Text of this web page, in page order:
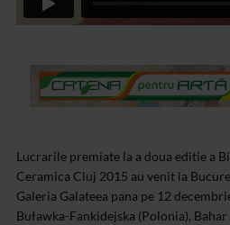
Lucrarile premiate la a doua editie a
Ceramica Cluj 2015 au venit la
Galeria Galateea pana pe 12
Buławka-Fankidejska (Polonia),